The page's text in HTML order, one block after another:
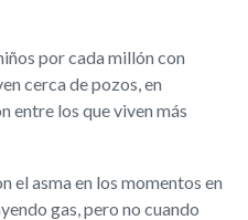
por cada millón con
cerca de pozos, en
entre los que viven más
el asma en los momentos en
gas, pero no cuando